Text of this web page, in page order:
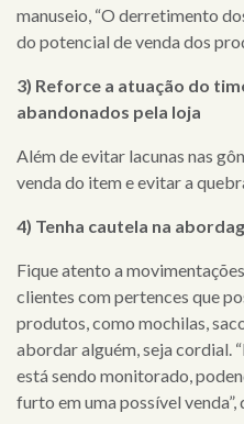
manuseio, “O derretimento
do potencial de venda dos
3) Reforce a atuação do
abandonados pela loja
Além de evitar lacunas nas
venda do item e evitar a
4) Tenha cautela na
Fique atento a
clientes com pertences que
produtos, como mochilas,
abordar alguém, seja cordial.
está sendo monitorado,
furto em uma possível